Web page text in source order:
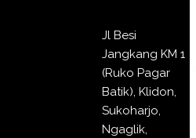
Jl Besi
Jangkang KM 1
(Ruko Pagar
Batik), Klidon,
Sukoharjo,
Ngaglik,